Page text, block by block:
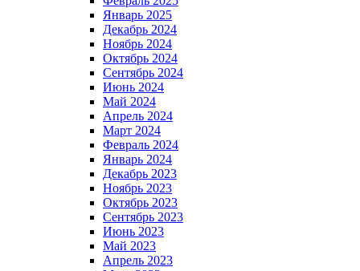
Январь 2025
Декабрь 2024
Ноябрь 2024
Октябрь 2024
Сентябрь 2024
Июнь 2024
Май 2024
Апрель 2024
Март 2024
Февраль 2024
Январь 2024
Декабрь 2023
Ноябрь 2023
Октябрь 2023
Сентябрь 2023
Июнь 2023
Май 2023
Апрель 2023